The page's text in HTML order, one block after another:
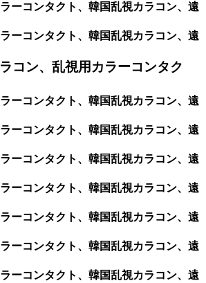
ーコンタクト、韓国乱視カラコン、遠
ーコンタクト、韓国乱視カラコン、遠
コン、乱視用カラーコンタク
ーコンタクト、韓国乱視カラコン、遠
ーコンタクト、韓国乱視カラコン、遠
ーコンタクト、韓国乱視カラコン、遠
ーコンタクト、韓国乱視カラコン、遠
ーコンタクト、韓国乱視カラコン、遠
ーコンタクト、韓国乱視カラコン、遠
ーコンタクト、韓国乱視カラコン、遠